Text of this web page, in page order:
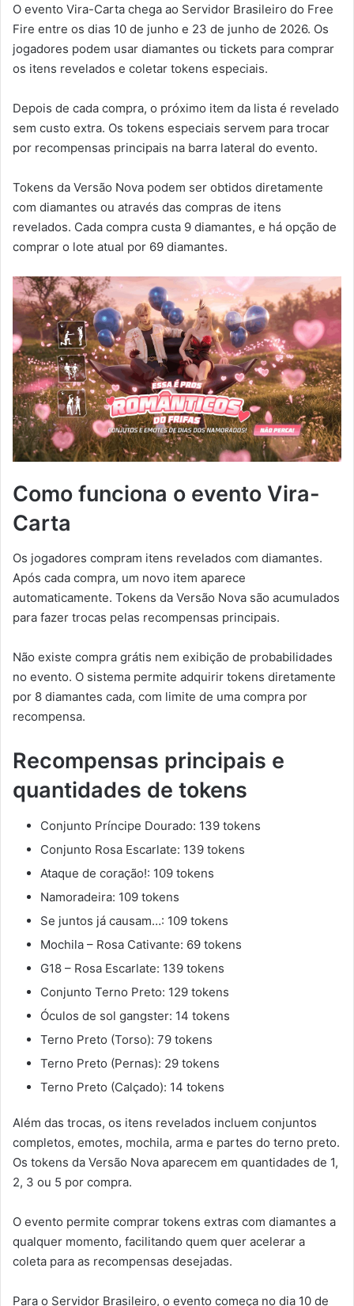
O evento Vira-Carta chega ao Servidor Brasileiro do Free
Fire entre os dias 10 de junho e 23 de junho de 2026. Os
jogadores podem usar diamantes ou tickets para comprar
os itens revelados e coletar tokens especiais.
Depois de cada compra, o próximo item da lista é revelado
sem custo extra. Os tokens especiais servem para trocar
por recompensas principais na barra lateral do evento.
Tokens da Versão Nova podem ser obtidos diretamente
com diamantes ou através das compras de itens
revelados. Cada compra custa 9 diamantes, e há opção de
comprar o lote atual por 69 diamantes.
Como funciona o evento Vira-
Carta
Os jogadores compram itens revelados com diamantes.
Após cada compra, um novo item aparece
automaticamente. Tokens da Versão Nova são acumulados
para fazer trocas pelas recompensas principais.
Não existe compra grátis nem exibição de probabilidades
no evento. O sistema permite adquirir tokens diretamente
por 8 diamantes cada, com limite de uma compra por
recompensa.
Recompensas principais e
quantidades de tokens
Conjunto Príncipe Dourado: 139 tokens
Conjunto Rosa Escarlate: 139 tokens
Ataque de coração!: 109 tokens
Namoradeira: 109 tokens
Se juntos já causam…: 109 tokens
Mochila – Rosa Cativante: 69 tokens
G18 – Rosa Escarlate: 139 tokens
Conjunto Terno Preto: 129 tokens
Óculos de sol gangster: 14 tokens
Terno Preto (Torso): 79 tokens
Terno Preto (Pernas): 29 tokens
Terno Preto (Calçado): 14 tokens
Além das trocas, os itens revelados incluem conjuntos
completos, emotes, mochila, arma e partes do terno preto.
Os tokens da Versão Nova aparecem em quantidades de 1,
2, 3 ou 5 por compra.
O evento permite comprar tokens extras com diamantes a
qualquer momento, facilitando quem quer acelerar a
coleta para as recompensas desejadas.
Para o Servidor Brasileiro, o evento começa no dia 10 de